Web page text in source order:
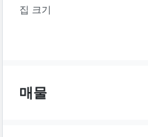
집 크기
매물